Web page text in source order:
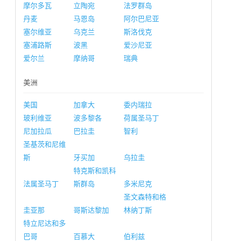
摩尔多瓦
立陶宛
法罗群岛
丹麦
马恩岛
阿尔巴尼亚
塞尔维亚
乌克兰
斯洛伐克
塞浦路斯
波黑
爱沙尼亚
爱尔兰
摩纳哥 瑞典
美洲
美国 加拿大
委内瑞拉
玻利维亚
波多黎各
荷属圣马丁
尼加拉瓜
巴拉圭
智利
圣基茨和尼维
斯
牙买加 乌拉圭
法属圣马丁
特克斯和凯科
斯群岛
多米尼克
圭亚那 哥斯达黎加
圣文森特和格
林纳丁斯
特立尼达和多
巴哥
百慕大
伯利兹